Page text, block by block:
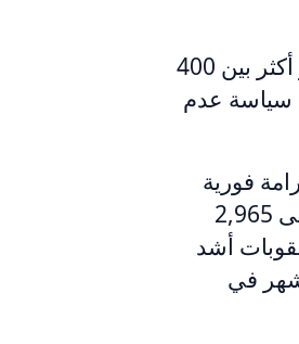
في كرواتيا، تتراوح الغرامة على القيادة بنسبة كحول في الدم تبلغ 0.05٪ أو أكثر بين 400
سياسة عدم
فورية
قدرها 99 يورو إذا كانت نسبة الكحول في الدم بين 0.05٪ و0.08٪، وصولًا إلى 2,965
هو 0.05٪، وتُفرض عقوبات أشد
0.08٪. كما قد يُسجن السائقون لمدة تصل إلى 3 أشهر في